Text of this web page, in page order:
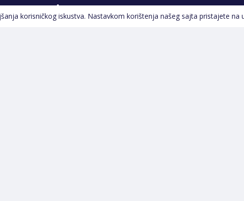
Pratite nas
korisničkog iskustva. Nastavkom korištenja našeg sajta pristajete na